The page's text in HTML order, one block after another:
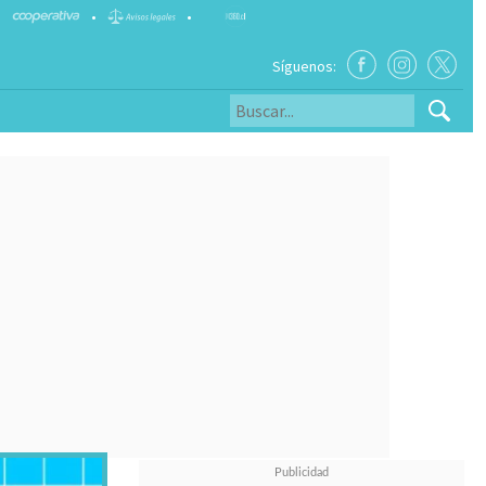
• •
Síguenos: